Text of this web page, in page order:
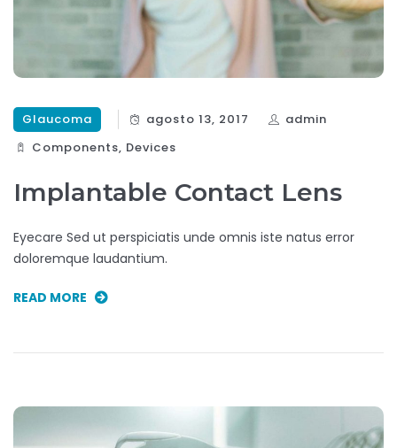
Glaucoma agosto 13, 2017
admin
Components‎, Devices‎
Implantable Contact Lens
Eyecare Sed ut perspiciatis unde omnis iste natus error
doloremque laudantium.
READ MORE